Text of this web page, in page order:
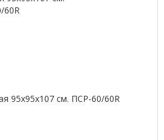
95х95х107 см. ПСР-60/60R